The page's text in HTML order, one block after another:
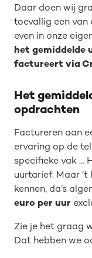
Daar doen wij
toevallig een van
even in onze
het gemiddelde
factureert via
Het
opdrachten
Factureren aan
ervaring op de
specifieke vak …
uurtarief. Maar
kennen, da’s
euro per uur
Zie je het graag
Dat hebben we